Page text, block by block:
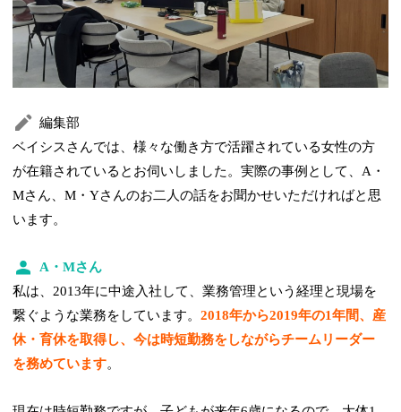
編集部
ベイシスさんでは、様々な働き方で活躍されている女性の方
が在籍されているとお伺いしました。実際の事例として、A・
Mさん、M・Yさんのお二人の話をお聞かせいただければと思
います。
A・Mさん
私は、2013年に中途入社して、業務管理という経理と現場を
繋ぐような業務をしています。2018年から2019年の1年間、産
休・育休を取得し、今は時短勤務をしながらチームリーダー
を務めています。